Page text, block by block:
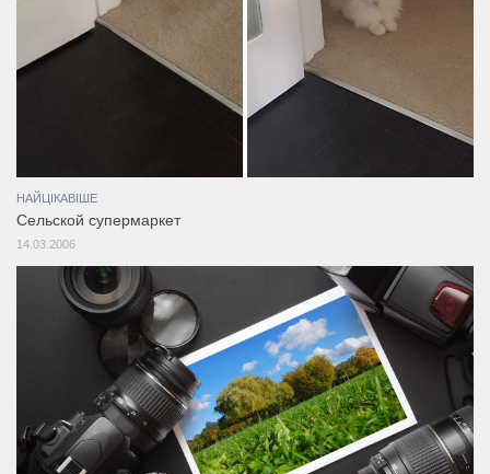
НАЙЦІКАВІШЕ
Сельской супермаркет
14.03.2006